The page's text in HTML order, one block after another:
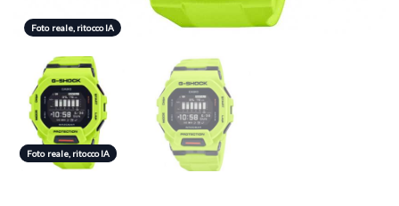
Foto reale, ritocco IA
Foto reale, ritocco IA
Foto reale, ritocco IA